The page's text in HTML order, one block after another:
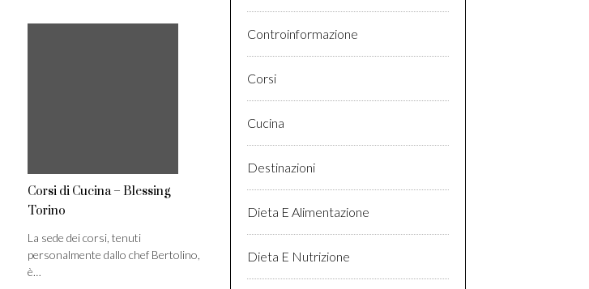
Corsi di Cucina – Blessing
Torino
La sede dei corsi, tenuti
personalmente dallo chef Bertolino,
è…
Controinformazione
Corsi
Cucina
Destinazioni
Dieta E Alimentazione
Dieta E Nutrizione